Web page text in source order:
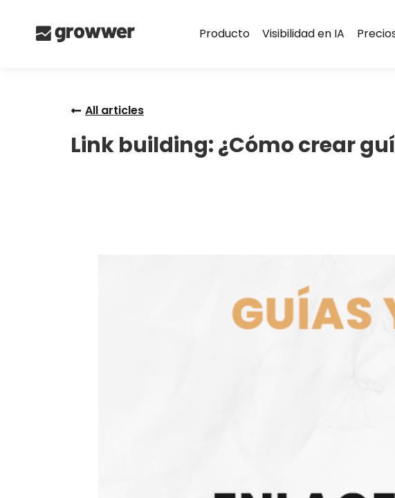
Producto Visibilidad en IA
All articles
Link building: ¿Cómo crear